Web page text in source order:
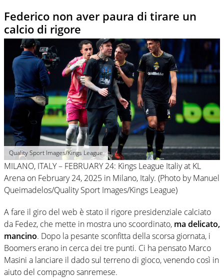
Federico non aver paura di tirare un
calcio di rigore
Quality Sport Images/Kings League
MILANO, ITALY – FEBRUARY 24: Kings League Italiy at KL
Arena on February 24, 2025 in Milano, Italy. (Photo by Manuel
Queimadelos/Quality Sport Images/Kings League)
A fare il giro del web è stato il rigore presidenziale calciato
da Fedez, che mette in mostra uno scoordinato, ma delicato,
mancino. Dopo la pesante sconfitta della scorsa giornata, i
Boomers erano in cerca dei tre punti. Ci ha pensato Marco
Masini a lanciare il dado sul terreno di gioco, venendo così in
aiuto del compagno sanremese.